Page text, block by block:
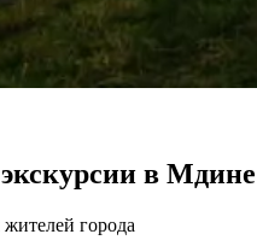
в Мдине
города